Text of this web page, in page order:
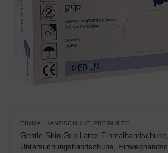
EINMALHANDSCHUHE PRODUKTE
Gentle Skin Grip Latex Einmalhandschuhe,
Untersuchungshandschuhe,